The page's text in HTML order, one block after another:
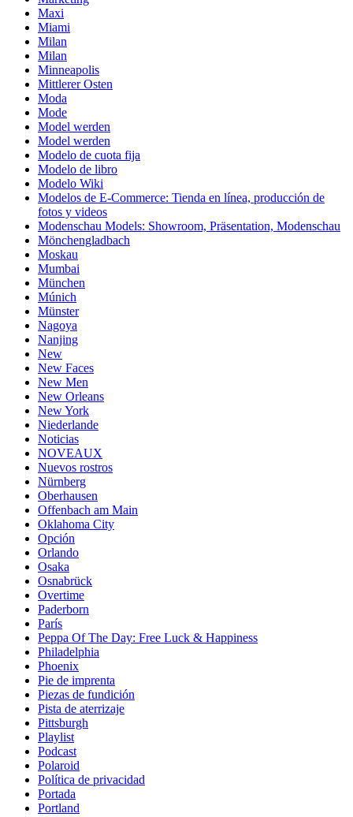
Maxi
Miami
Milan
Milan
Minneapolis
Mittlerer Osten
Moda
Mode
Model werden
Model werden
Modelo de cuota fija
Modelo de libro
Modelo Wiki
Modelos de E-Commerce: Tienda en línea, producción de
fotos y videos
Modenschau Models: Showroom, Präsentation, Modenschau
Mönchengladbach
Moskau
Mumbai
München
Múnich
Münster
Nagoya
Nanjing
New
New Faces
New Men
New Orleans
New York
Niederlande
Noticias
NOVEAUX
Nuevos rostros
Nürnberg
Oberhausen
Offenbach am Main
Oklahoma City
Opción
Orlando
Osaka
Osnabrück
Overtime
Paderborn
París
Peppa Of The Day: Free Luck & Happiness
Philadelphia
Phoenix
Pie de imprenta
Piezas de fundición
Pista de aterrizaje
Pittsburgh
Playlist
Podcast
Polaroid
Política de privacidad
Portada
Portland